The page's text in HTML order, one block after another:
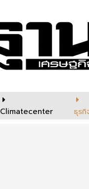
Climatecenter ธุรกิ